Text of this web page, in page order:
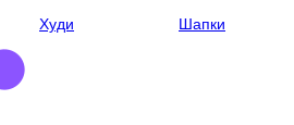
Худи Шапки